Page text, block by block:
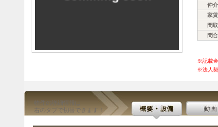
仲
家
間
問
※記載
※法人契
物件の詳細情報は
右のタブで切替できます！